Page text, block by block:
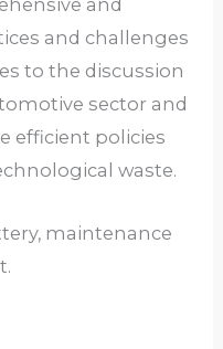
and
and challenges
to the discussion
sector and
efficient policies
waste.
maintenance